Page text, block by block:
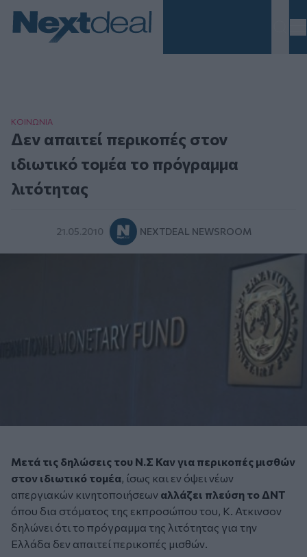
ΚΟΙΝΩΝΙΑ
Δεν απαιτεί περικοπές στον
ιδιωτικό τομέα το πρόγραμμα
λιτότητας
21.05.2010 NEXTDEAL NEWSROOM
Μετά τις δηλώσεις του Ν.Σ Καν για περικοπές μισθών
στον ιδιωτικό τομέα, ίσως και εν όψει νέων
απεργιακών κινητοποιήσεων αλλάζει πλεύση το ΔΝΤ
όπου δια στόματος της εκπροσώπου του, Κ. Ατκινσον
δηλώνει ότι το πρόγραμμα της λιτότητας για την
Ελλάδα δεν απαιτεί περικοπές μισθών.